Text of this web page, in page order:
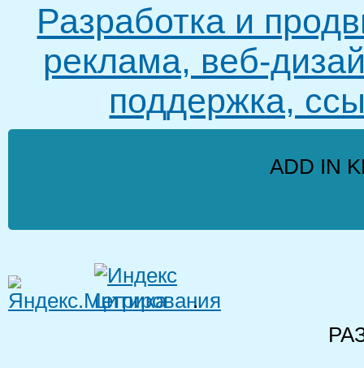
Разработка и
реклама, веб-
поддержка,
ADD IN
.